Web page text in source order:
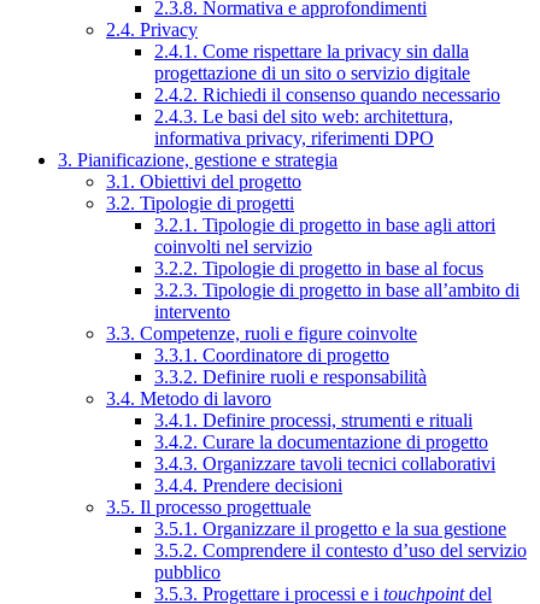
2.3.8. Normativa e approfondimenti
2.4. Privacy
2.4.1. Come rispettare la privacy sin dalla
progettazione di un sito o servizio digitale
2.4.2. Richiedi il consenso quando necessario
2.4.3. Le basi del sito web: architettura,
informativa privacy, riferimenti DPO
3. Pianificazione, gestione e strategia
3.1. Obiettivi del progetto
3.2. Tipologie di progetti
3.2.1. Tipologie di progetto in base agli attori
coinvolti nel servizio
3.2.2. Tipologie di progetto in base al focus
3.2.3. Tipologie di progetto in base all’ambito di
intervento
3.3. Competenze, ruoli e figure coinvolte
3.3.1. Coordinatore di progetto
3.3.2. Definire ruoli e responsabilità
3.4. Metodo di lavoro
3.4.1. Definire processi, strumenti e rituali
3.4.2. Curare la documentazione di progetto
3.4.3. Organizzare tavoli tecnici collaborativi
3.4.4. Prendere decisioni
3.5. Il processo progettuale
3.5.1. Organizzare il progetto e la sua gestione
3.5.2. Comprendere il contesto d’uso del servizio
pubblico
3.5.3. Progettare i processi e i touchpointdel